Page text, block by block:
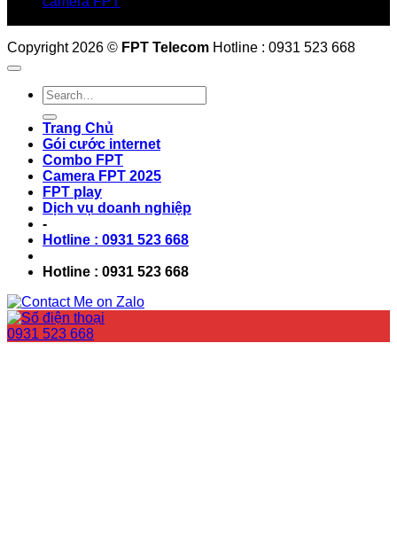
Copyright 2026 © FPT Telecom Hotline : 0931 523 668
Trang Chủ
Gói cước internet
Combo FPT
Camera FPT 2025
FPT play
Dịch vụ doanh nghiệp
-
Hotline : 0931 523 668
Hotline : 0931 523 668
0931 523 668